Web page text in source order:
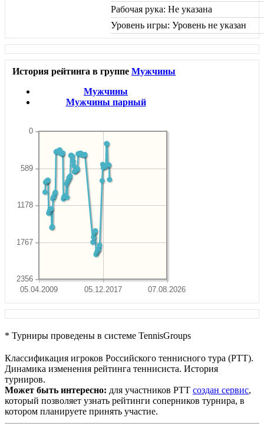
Рабочая рука: Не указана
Уровень игры: Уровень не указан
История рейтинга в группе Мужчины
Мужчины
Мужчины парный
05.04.2009 05.12.2017 07.08.2026
2356
1767
1178
589
0
* Турниры проведены в системе TennisGroups
Классификация игроков Российского теннисного тура (РТТ).
Динамика изменения рейтинга теннисиста. История
турниров.
Может быть интересно: для участников РТТ создан сервис,
который позволяет узнать рейтинги соперников турнира, в
котором планируете принять участие.